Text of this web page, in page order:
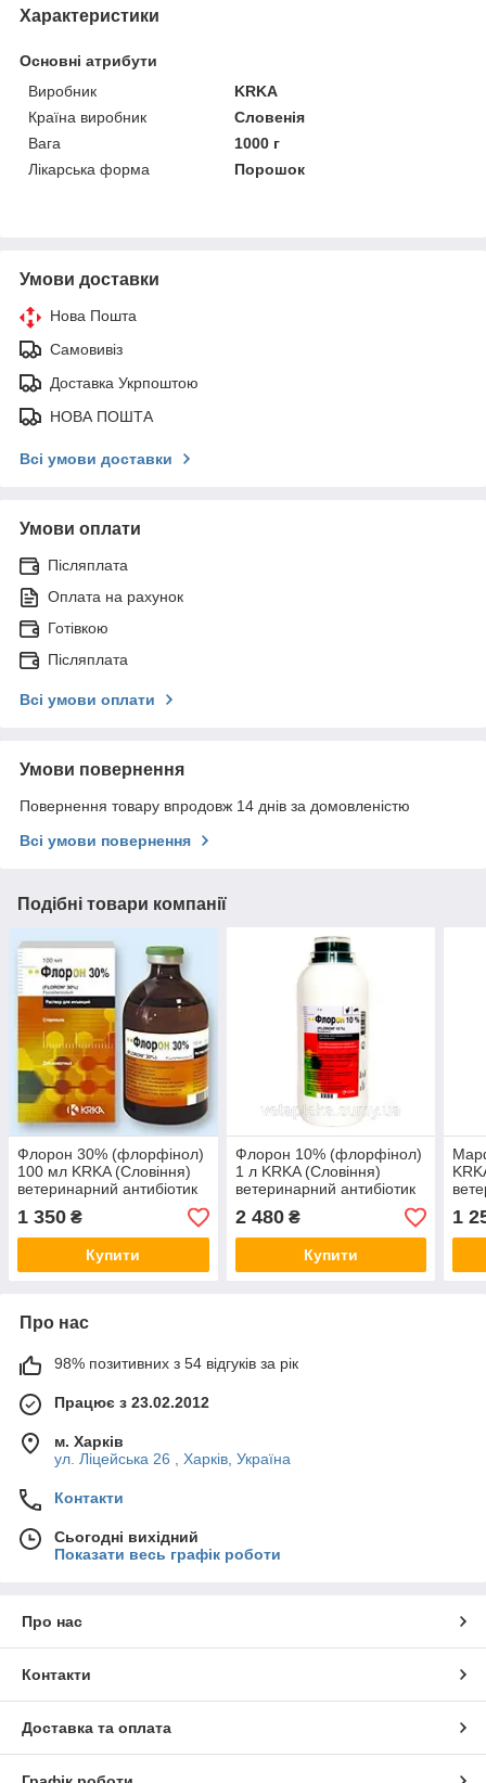
Характеристики
Основні атрибути
Виробник
KRKA
Країна виробник
Словенія
Вага
1000 г
Лікарська форма
Порошок
Умови доставки
Нова Пошта
Самовивіз
Доставка Укрпоштою
НОВА ПОШТА
Всі умови доставки
Умови оплати
Післяплата
Оплата на рахунок
Готівкою
Післяплата
Всі умови оплати
Умови повернення
Повернення товару впродовж 14 днів за домовленістю
Всі умови повернення
Подібні товари компанії
Флорон 30% (флорфінол)
100 мл KRKA (Словіння)
ветеринарний антибіотик
широкого спектра дії
1 350 ₴
Купити
Флорон 10% (флорфінол)
1 л KRKA (Словіння)
ветеринарний антибіотик
широкого спектра дії
2 480₴
Купити
1
Про нас
98% позитивних з 54 відгуків за рік
Працює з 23.02.2012
м. Харків
ул. Ліцейська 26 , Харків, Україна
Контакти
Сьогодні вихідний
Показати весь графік роботи
Про нас
Контакти
Доставка та оплата